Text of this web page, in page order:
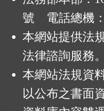
號 電話總機：
本網站提供法
法律諮詢服務。
本網站法規資
以公布之書面